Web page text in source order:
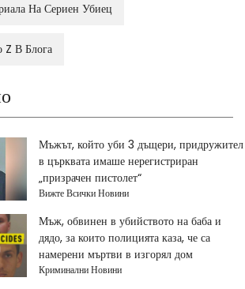
На Сериен Убиец
Z В Блога
Мъжът, който уби 3 дъщери, придружител
в църквата имаше нерегистриран
„призрачен пистолет“
Вижте Всички Новини
Мъж, обвинен в убийството на баба и
дядо, за които полицията каза, че са
намерени мъртви в изгорял дом
Криминални Новини